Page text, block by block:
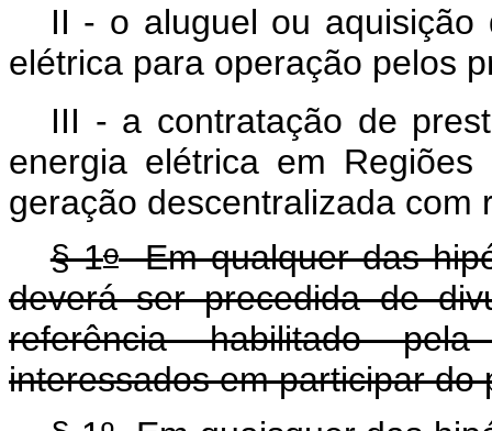
II - o aluguel ou
elétrica para operação pelos
III - a contratação de
energia elétrica em
geração descentralizada
§ 1oEm qualquer das
deverá ser precedida de
referência habilitado
interessados em participar